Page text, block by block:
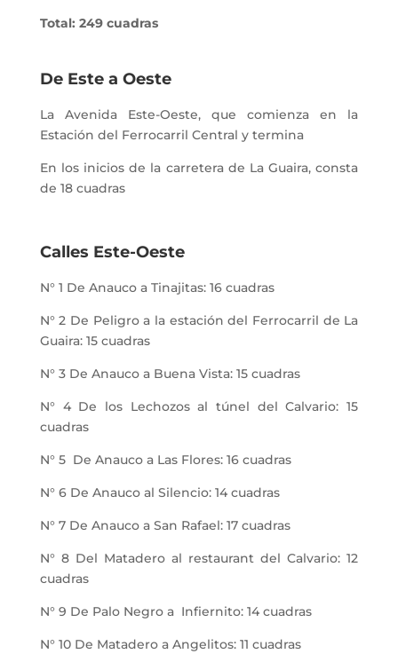
Total: 249 cuadras
De Este a Oeste
La Avenida Este-Oeste, que comienza en la
Estación del Ferrocarril Central y termina
En los inicios de la carretera de La Guaira, consta
de 18 cuadras
Calles Este-Oeste
N° 1 De Anauco a Tinajitas: 16 cuadras
N° 2 De Peligro a la estación del Ferrocarril de La
Guaira: 15 cuadras
N° 3 De Anauco a Buena Vista: 15 cuadras
N° 4 De los Lechozos al túnel del Calvario: 15
cuadras
N° 5 De Anauco a Las Flores: 16 cuadras
N° 6 De Anauco al Silencio: 14 cuadras
N° 7 De Anauco a San Rafael: 17 cuadras
N° 8 Del Matadero al restaurant del Calvario: 12
cuadras
N° 9 De Palo Negro a Infiernito: 14 cuadras
N° 10 De Matadero a Angelitos: 11 cuadras